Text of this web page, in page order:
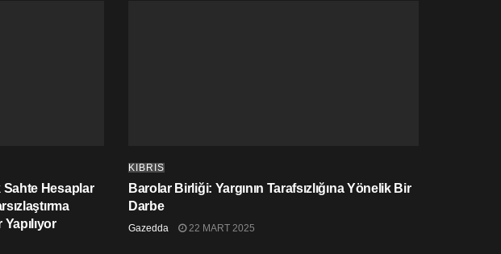
Sahte Hesaplar
KIBRIS
Barolar Birliği: Yargının Tarafsızlığına Yönelik Bir
Darbe
Gazedda 22 MART 2025